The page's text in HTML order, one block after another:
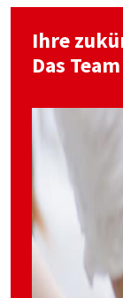
Ihre
Das